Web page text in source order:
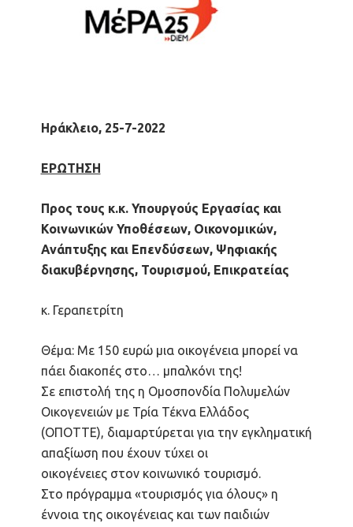
Ηράκλειο, 25-7-2022
ΕΡΩΤΗΣΗ
Προς τους κ.κ. Υπουργούς Εργασίας και
Κοινωνικών Υποθέσεων, Οικονομικών,
Ανάπτυξης και Επενδύσεων, Ψηφιακής
διακυβέρνησης, Τουρισμού, Επικρατείας
κ. Γεραπετρίτη
Θέμα: Με 150 ευρώ μια οικογένεια μπορεί να
πάει διακοπές στο… μπαλκόνι της!
Σε επιστολή της η Ομοσπονδία Πολυμελών
Οικογενειών με Τρία Τέκνα Ελλάδος
(ΟΠΟΤΤΕ), διαμαρτύρεται για την εγκληματική
απαξίωση που έχουν τύχει οι
οικογένειες στον κοινωνικό τουρισμό.
Στο πρόγραμμα «τουρισμός για όλους» η
έννοια της οικογένειας και των παιδιών